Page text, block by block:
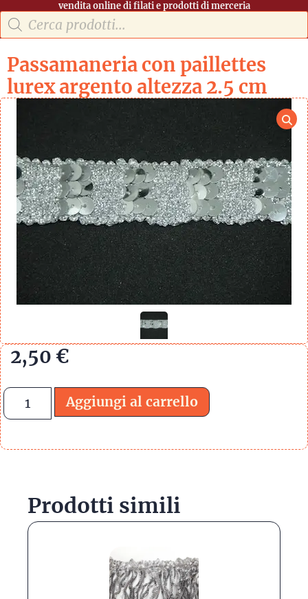
vendita online di filati e prodotti di merceria
Passamaneria con paillettes
lurex argento altezza 2.5 cm
2,50€
Aggiungi al carrello
Prodotti simili